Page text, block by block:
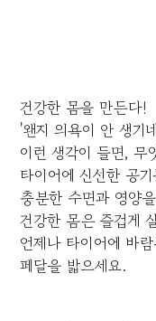
건강한 몸을 만든다!
'왠지 의욕이 안 생기
이런 생각이 들면, 무
타이어에 신선한 공
충분한 수면과 영양
건강한 몸은 즐겁게
언제나 타이어에 바
페달을 밟으세요.